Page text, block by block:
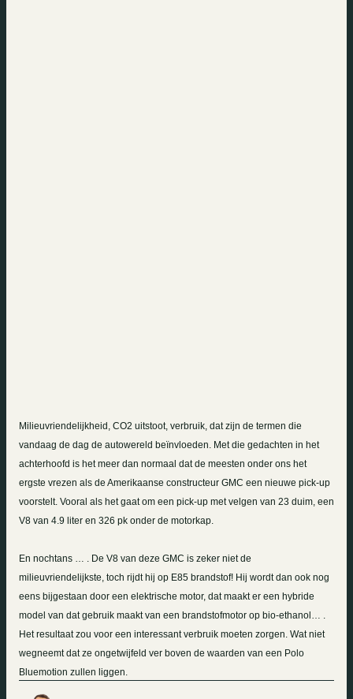
Milieuvriendelijkheid, CO2 uitstoot, verbruik, dat zijn de termen die
vandaag de dag de autowereld beïnvloeden. Met die gedachten in het
achterhoofd is het meer dan normaal dat de meesten onder ons het
ergste vrezen als de Amerikaanse constructeur GMC een nieuwe pick-up
voorstelt. Vooral als het gaat om een pick-up met velgen van 23 duim, een
V8 van 4.9 liter en 326 pk onder de motorkap.
En nochtans … . De V8 van deze GMC is zeker niet de
milieuvriendelijkste, toch rijdt hij op E85 brandstof! Hij wordt dan ook nog
eens bijgestaan door een elektrische motor, dat maakt er een hybride
model van dat gebruik maakt van een brandstofmotor op bio-ethanol… .
Het resultaat zou voor een interessant verbruik moeten zorgen. Wat niet
wegneemt dat ze ongetwijfeld ver boven de waarden van een Polo
Bluemotion zullen liggen.